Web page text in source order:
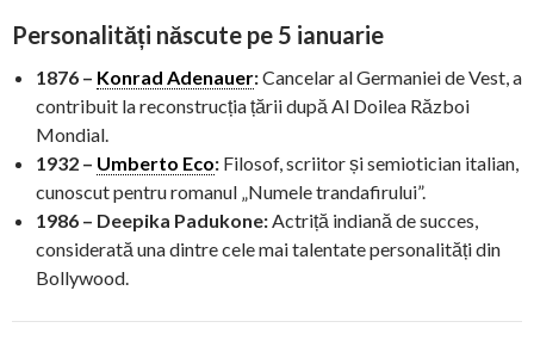
Personalități născute pe 5 ianuarie
1876 – Konrad Adenauer:Cancelar al Germaniei de Vest, a
contribuit la reconstrucția țării după Al Doilea Război
Mondial.
1932 – Umberto Eco: Filosof, scriitor și semiotician italian,
cunoscut pentru romanul „Numele trandafirului”.
1986 – Deepika Padukone:Actriță indiană de succes,
considerată una dintre cele mai talentate personalități din
Bollywood.